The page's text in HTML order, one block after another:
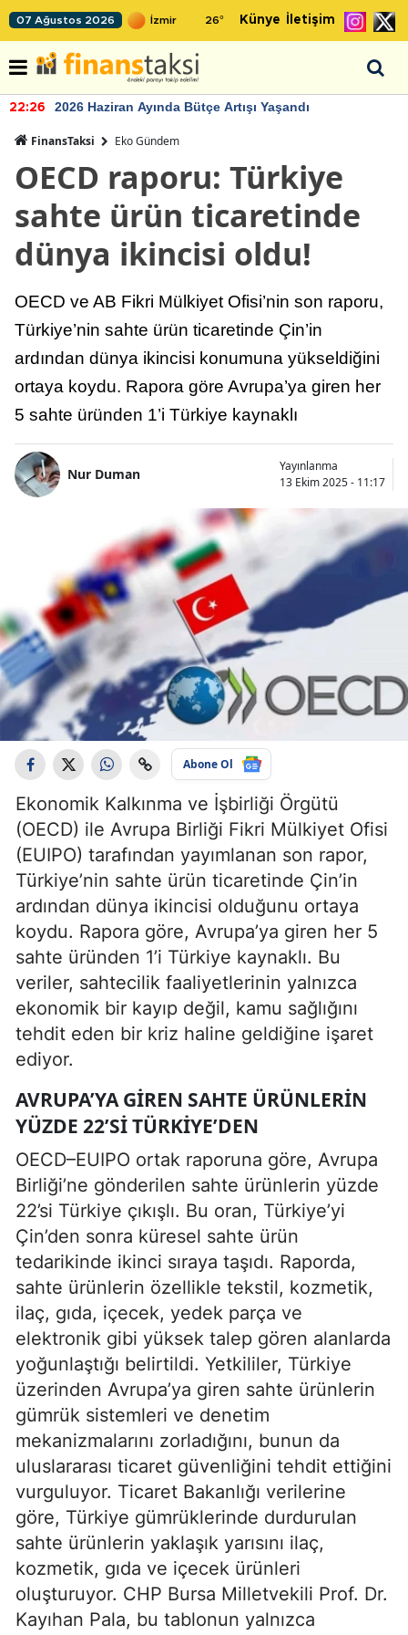
07 Ağustos 2026 26° Künye İletişim
22:26 2026 Haziran Ayında Bütçe Artışı Yaşandı
FinansTaksi Eko Gündem
OECD raporu: Türkiye
sahte ürün ticaretinde
dünya ikincisi oldu!
OECD ve AB Fikri Mülkiyet Ofisi’nin son raporu,
Türkiye’nin sahte ürün ticaretinde Çin’in
ardından dünya ikincisi konumuna yükseldiğini
ortaya koydu. Rapora göre Avrupa’ya giren her
5 sahte üründen 1’i Türkiye kaynaklı
Nur Duman
Yayınlanma
13 Ekim 2025 - 11:17
Abone Ol
Ekonomik Kalkınma ve İşbirliği Örgütü
(OECD) ile Avrupa Birliği Fikri Mülkiyet Ofisi
(EUIPO) tarafından yayımlanan son rapor,
Türkiye’nin sahte ürün ticaretinde Çin’in
ardından dünya ikincisi olduğunu ortaya
koydu. Rapora göre, Avrupa’ya giren her 5
sahte üründen 1’i Türkiye kaynaklı. Bu
veriler, sahtecilik faaliyetlerinin yalnızca
ekonomik bir kayıp değil, kamu sağlığını
tehdit eden bir kriz haline geldiğine işaret
ediyor.
AVRUPA’YA GIREN SAHTE ÜRÜNLERIN
YÜZDE 22’SI TÜRKIYE’DEN
OECD–EUIPO ortak raporuna göre, Avrupa
Birliği’ne gönderilen sahte ürünlerin yüzde
22’si Türkiye çıkışlı. Bu oran, Türkiye’yi
Çin’den sonra küresel sahte ürün
tedarikinde ikinci sıraya taşıdı. Raporda,
sahte ürünlerin özellikle tekstil, kozmetik,
ilaç, gıda, içecek, yedek parça ve
elektronik gibi yüksek talep gören alanlarda
yoğunlaştığı belirtildi. Yetkililer, Türkiye
üzerinden Avrupa’ya giren sahte ürünlerin
gümrük sistemleri ve denetim
mekanizmalarını zorladığını, bunun da
uluslararası ticaret güvenliğini tehdit ettiğini
vurguluyor. Ticaret Bakanlığı verilerine
göre, Türkiye gümrüklerinde durdurulan
sahte ürünlerin yaklaşık yarısını ilaç,
kozmetik, gıda ve içecek ürünleri
oluşturuyor. CHP Bursa Milletvekili Prof. Dr.
Kayıhan Pala, bu tablonun yalnızca